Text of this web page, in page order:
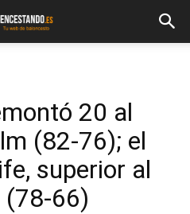
20 al
(82-76); el
superior al
(78-66)